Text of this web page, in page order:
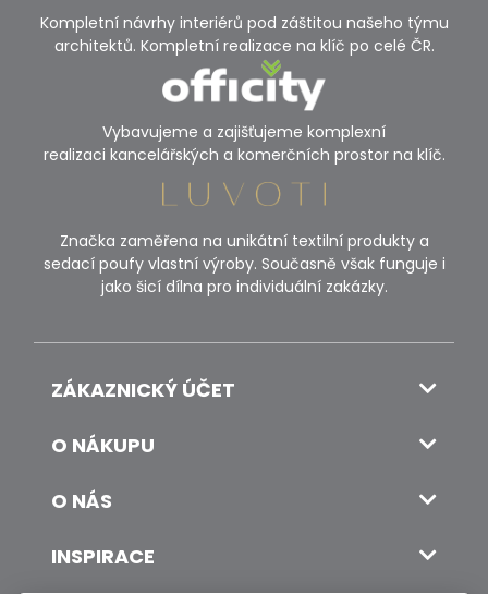
Kompletní návrhy interiérů pod záštitou našeho týmu
architektů. Kompletní realizace na klíč po celé ČR.
Vybavujeme a zajišťujeme komplexní
realizaci kancelářských a komerčních prostor na klíč.
Značka zaměřena na unikátní textilní produkty a
sedací poufy vlastní výroby. Současně však funguje i
jako šicí dílna pro individuální zakázky.
ZÁKAZNICKÝ ÚČET
O NÁKUPU
O NÁS
INSPIRACE